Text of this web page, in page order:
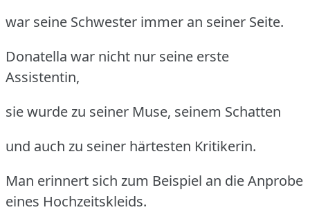
war seine Schwester immer an seiner Seite.
Donatella war nicht nur seine erste
Assistentin,
sie wurde zu seiner Muse, seinem Schatten
und auch zu seiner härtesten Kritikerin.
Man erinnert sich zum Beispiel an die Anprobe
eines Hochzeitskleids.